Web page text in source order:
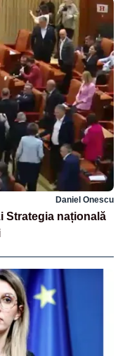
Daniel Onescu
Strategia națională